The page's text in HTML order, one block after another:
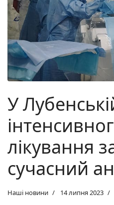
У
лікування
сучасний
Наші новини 14 липня 2023